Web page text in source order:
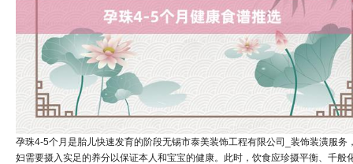
孕珠4-5个月是胎儿快速发育的阶段无锡市泰美装饰工程有限公司_装饰装潢服务
妇需要摄入实足的养分以保证本人和宝宝的健康。此时，饮食应珍摄平衡、千般